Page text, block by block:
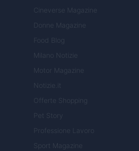
Cineverse Magazine
Donne Magazine
Food Blog
Milano Notizie
Motor Magazine
Notizie.it
Offerte Shopping
Pet Story
Professione Lavoro
Sport Magazine